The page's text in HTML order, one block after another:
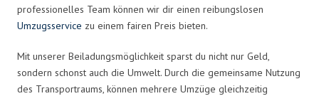
professionelles Team können wir dir einen reibungslosen
Umzugsservice zu einem fairen Preis bieten.
Mit unserer Beiladungsmöglichkeit sparst du nicht nur Geld,
sondern schonst auch die Umwelt. Durch die gemeinsame Nutzung
des Transportraums, können mehrere Umzüge gleichzeitig